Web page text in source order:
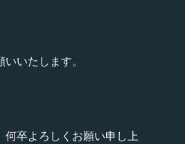
いたします。
卒よろしくお願い申し上